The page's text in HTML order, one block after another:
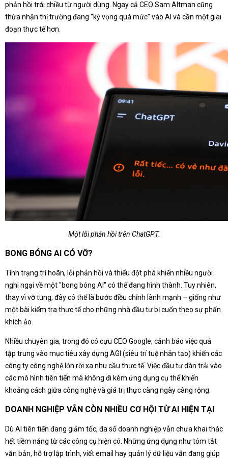
phản hồi trái chiều từ người dùng. Ngay cả CEO Sam Altman cũng
thừa nhận thị trường đang “kỳ vọng quá mức” vào AI và cần một giai
đoạn thực tế hơn.
Một lỗi phản hồi trên ChatGPT.
BONG BÓNG AI CÓ VỠ?
Tình trạng trì hoãn, lỗi phản hồi và thiếu đột phá khiến nhiều người
nghi ngại về một "bong bóng AI" có thể đang hình thành. Tuy nhiên,
thay vì vỡ tung, đây có thể là bước điều chỉnh lành mạnh – giống như
một bài kiểm tra thực tế cho những nhà đầu tư bị cuốn theo sự phấn
khích ảo.
Nhiều chuyên gia, trong đó có cựu CEO Google, cảnh báo việc quá
tập trung vào mục tiêu xây dựng AGI (siêu trí tuệ nhân tạo) khiến các
công ty công nghệ lớn rời xa nhu cầu thực tế. Việc đầu tư dàn trải vào
các mô hình tiên tiến mà không đi kèm ứng dụng cụ thể khiến
khoảng cách giữa công nghệ và giá trị thực càng ngày càng rộng.
DOANH NGHIỆP VẪN CÒN NHIỀU CƠ HỘI TỪ AI HIỆN TẠI
Dù AI tiên tiến đang giảm tốc, đa số doanh nghiệp vẫn chưa khai thác
hết tiềm năng từ các công cụ hiện có. Những ứng dụng như tóm tắt
văn bản, hỗ trợ lập trình, viết email hay quản lý dữ liệu vẫn đang giúp